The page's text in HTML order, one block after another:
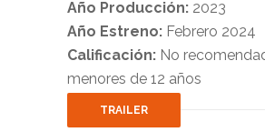
Año Producción: 2023
Año Estreno: Febrero 2024
Calificación: No
menores de 12 años
TRAILER